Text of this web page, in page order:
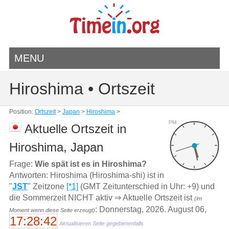
MENU
Hiroshima • Ortszeit
Position: Ortszeit> Japan > Hiroshima>
PM
Aktuelle Ortszeit in
Hiroshima, Japan
Frage: Wie spät ist es in Hiroshima?
Antworten: Hiroshima (Hiroshima-shi) ist in
"JST" Zeitzone [*1] (GMT Zeitunterschied in Uhr: +9) und
die Sommerzeit NICHT aktiv ⇒ Aktuelle Ortszeit ist (im
Moment wenn diese Seite erzeugt): Donnerstag, 2026. August 06,
17:28:42 Aktualisieren Seite gegebenenfalls